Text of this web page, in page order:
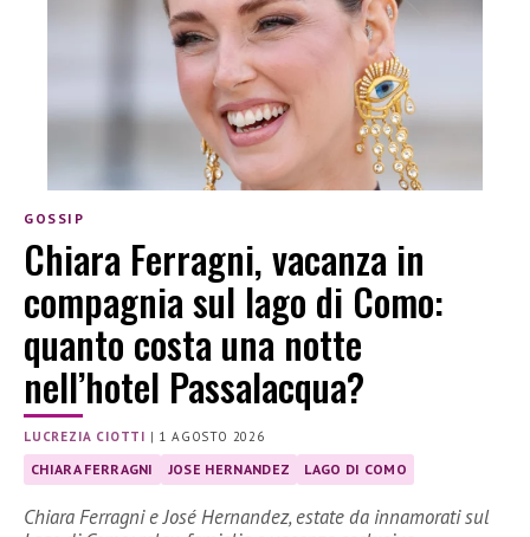
GOSSIP
Chiara Ferragni, vacanza in
compagnia sul lago di Como:
quanto costa una notte
nell’hotel Passalacqua?
LUCREZIA CIOTTI | 1 AGOSTO 2026
CHIARA FERRAGNI JOSE HERNANDEZ LAGO DI COMO
Chiara Ferragni e José Hernandez, estate da innamorati sul